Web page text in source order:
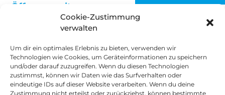
Cookie-Zustimmung
verwalten
Um dir ein optimales Erlebnis zu bieten, verwenden wir
Technologien wie Cookies, um Geräteinformationen zu speichern
und/oder darauf zuzugreifen. Wenn du diesen Technologien
zustimmst, können wir Daten wie das Surfverhalten oder
eindeutige IDs auf dieser Website verarbeiten. Wenn du deine
Zustimmung nicht erteilst oder zurückziehst, können bestimmte
Öffnungszeiten:
Montag bis Freitag
GAGGENAU
Impulse Gesundheitszentrum
an der Murg